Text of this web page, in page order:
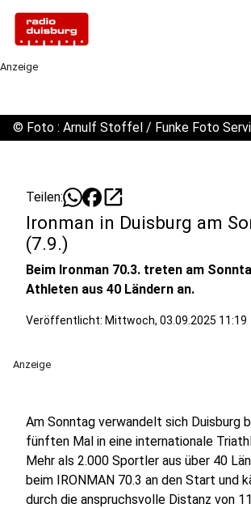
Anzeige
© Foto : Arnulf Stoffel / Funke Foto
Teilen: open_in_new
Ironman in Duisburg am
(7.9.)
Beim Ironman 70.3. treten am
Athleten aus 40 Ländern an.
Veröffentlicht: Mittwoch, 03.09.2025 11:19
Anzeige
Am Sonntag verwandelt sich Duisburg
fünften Mal in eine internationale
Mehr als 2.000 Sportler aus über 40
beim IRONMAN 70.3 an den Start und
durch die anspruchsvolle Distanz von